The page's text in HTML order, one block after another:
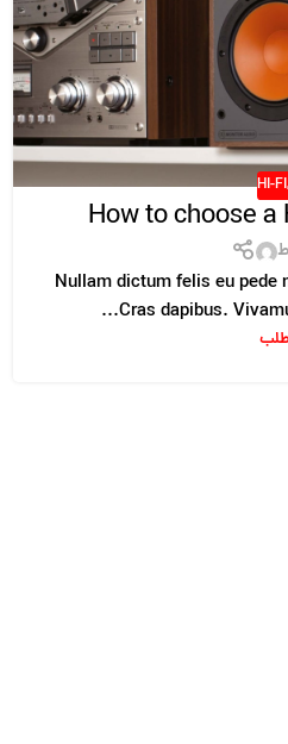
HI-FI
How to choose
Nullam dictum felis eu
Cras dapibus.